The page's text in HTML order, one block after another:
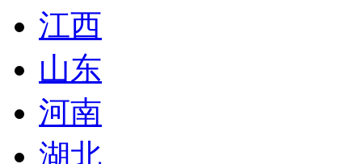
江西
山东
河南
湖北